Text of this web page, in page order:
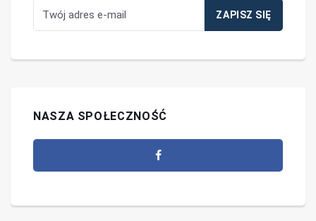
NASZA SPOŁECZNOŚĆ